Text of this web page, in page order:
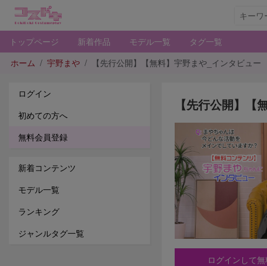
トップページ 新着作品 モデル一覧 タグ一覧
ホーム 宇野まや 【先行公開】【無料】宇野まや_インタビュー
ログイン
初めての方へ
無料会員登録
新着コンテンツ
モデル一覧
ランキング
ジャンルタグ一覧
【先行公開】【
ログインして